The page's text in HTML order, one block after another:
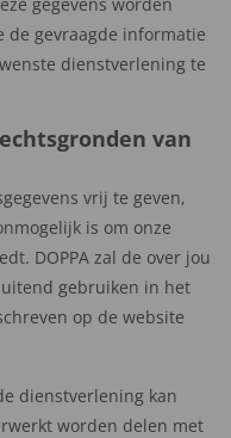
de gevraagde informatie
dienstverlening te
van
vrij te geven,
is om onze
DOPPA zal de over jou
gebruiken in het
op de website
dienstverlening kan
worden delen met